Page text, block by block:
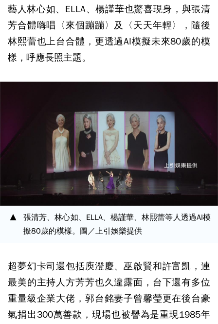
藝人林心如、ELLA、楊謹華也驚喜現身，與張清
芳合體嗨唱〈來個蹦蹦〉及〈天天年輕〉，隨後
林熙蕾也上台合體，更透過AI模擬未來80歲的模
樣，呼應長照主題。
張清芳、林心如、ELLA、楊謹華、林熙蕾等人透過AI模
擬80歲的模樣。圖／上引娛樂提供
超夢幻卡司還包括庾澄慶、巫啟賢和許富凱，連
最美的主持人方芳芳也久違露面，台下還有多位
重量級企業大佬，郭台銘妻子曾馨瑩更在後台豪
氣捐出300萬善款，現場也被譽為是重現1985年